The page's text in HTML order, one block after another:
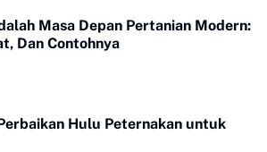
Masa Depan Pertanian Modern:
Dan Contohnya
Hulu Peternakan untuk